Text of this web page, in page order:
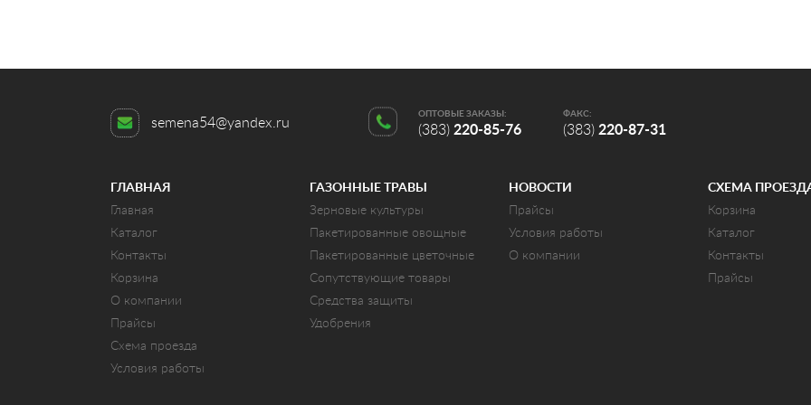
semena54@yandex.ru
ОПТОВЫЕ ЗАКАЗЫ:
(383) 220-85-76
ФАКС:
(383) 220-87-31
ГЛАВНАЯ
Главная
Каталог
Контакты
Корзина
О компании
Прайсы
Схема проезда
Условия работы
ГАЗОННЫЕ ТРАВЫ
Зерновые культуры
Пакетированные овощные
Пакетированные цветочные
Сопутствующие товары
Средства защиты
Удобрения
НОВОСТИ
Прайсы
Условия работы
О компании
СХЕМА
Корзина
Каталог
Контакты
Прайсы